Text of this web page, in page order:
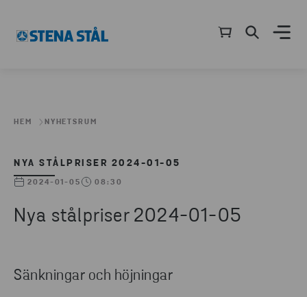
HEM NYHETSRUM
NYA STÅLPRISER 2024-01-05
2024-01-05 08:30
Nya stålpriser 2024-01-05
Sänkningar och höjningar